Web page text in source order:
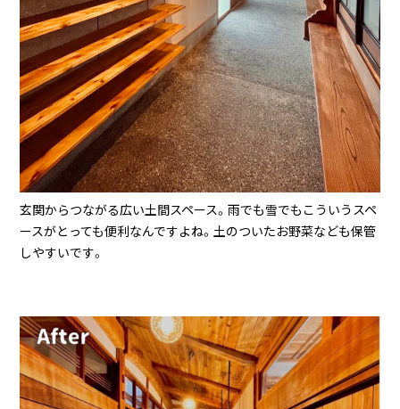
玄関からつながる広い土間スペース。雨でも雪でもこういうスペ
ースがとっても便利なんですよね。土のついたお野菜なども保管
しやすいです。